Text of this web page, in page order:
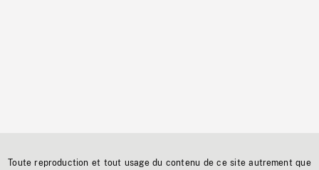
Toute reproduction et tout usage du contenu de ce site autrement que